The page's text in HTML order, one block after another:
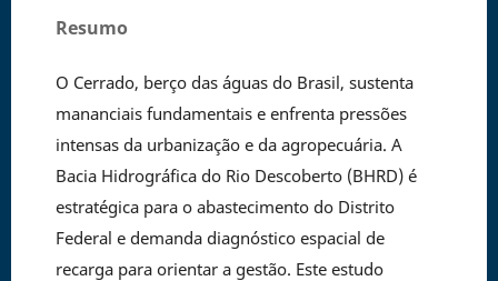
Resumo
O Cerrado, berço das águas do Brasil, sustenta
mananciais fundamentais e enfrenta pressões
intensas da urbanização e da agropecuária. A
Bacia Hidrográfica do Rio Descoberto (BHRD) é
estratégica para o abastecimento do Distrito
Federal e demanda diagnóstico espacial de
recarga para orientar a gestão. Este estudo